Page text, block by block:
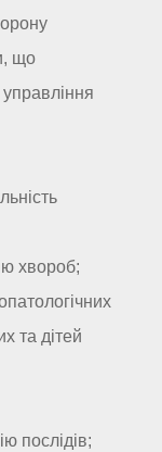
що
управління
хвороб;
та дітей
послідів;